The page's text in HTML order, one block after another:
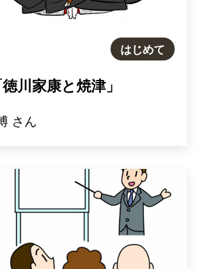
はじめて
川家康と焼津」
さん